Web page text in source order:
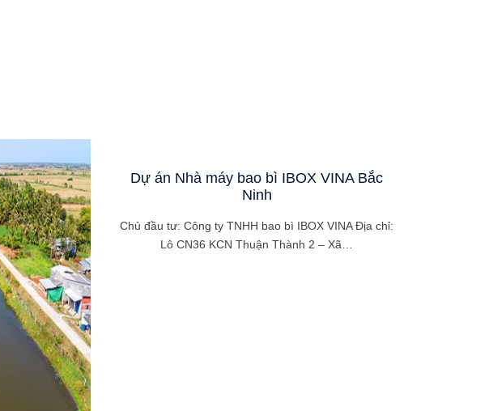
Dự án Nhà máy bao bì IBOX VINA Bắc
Ninh
Chủ đầu tư: Công ty TNHH bao bì IBOX VINA Địa chỉ:
Lô CN36 KCN Thuận Thành 2 – Xã…